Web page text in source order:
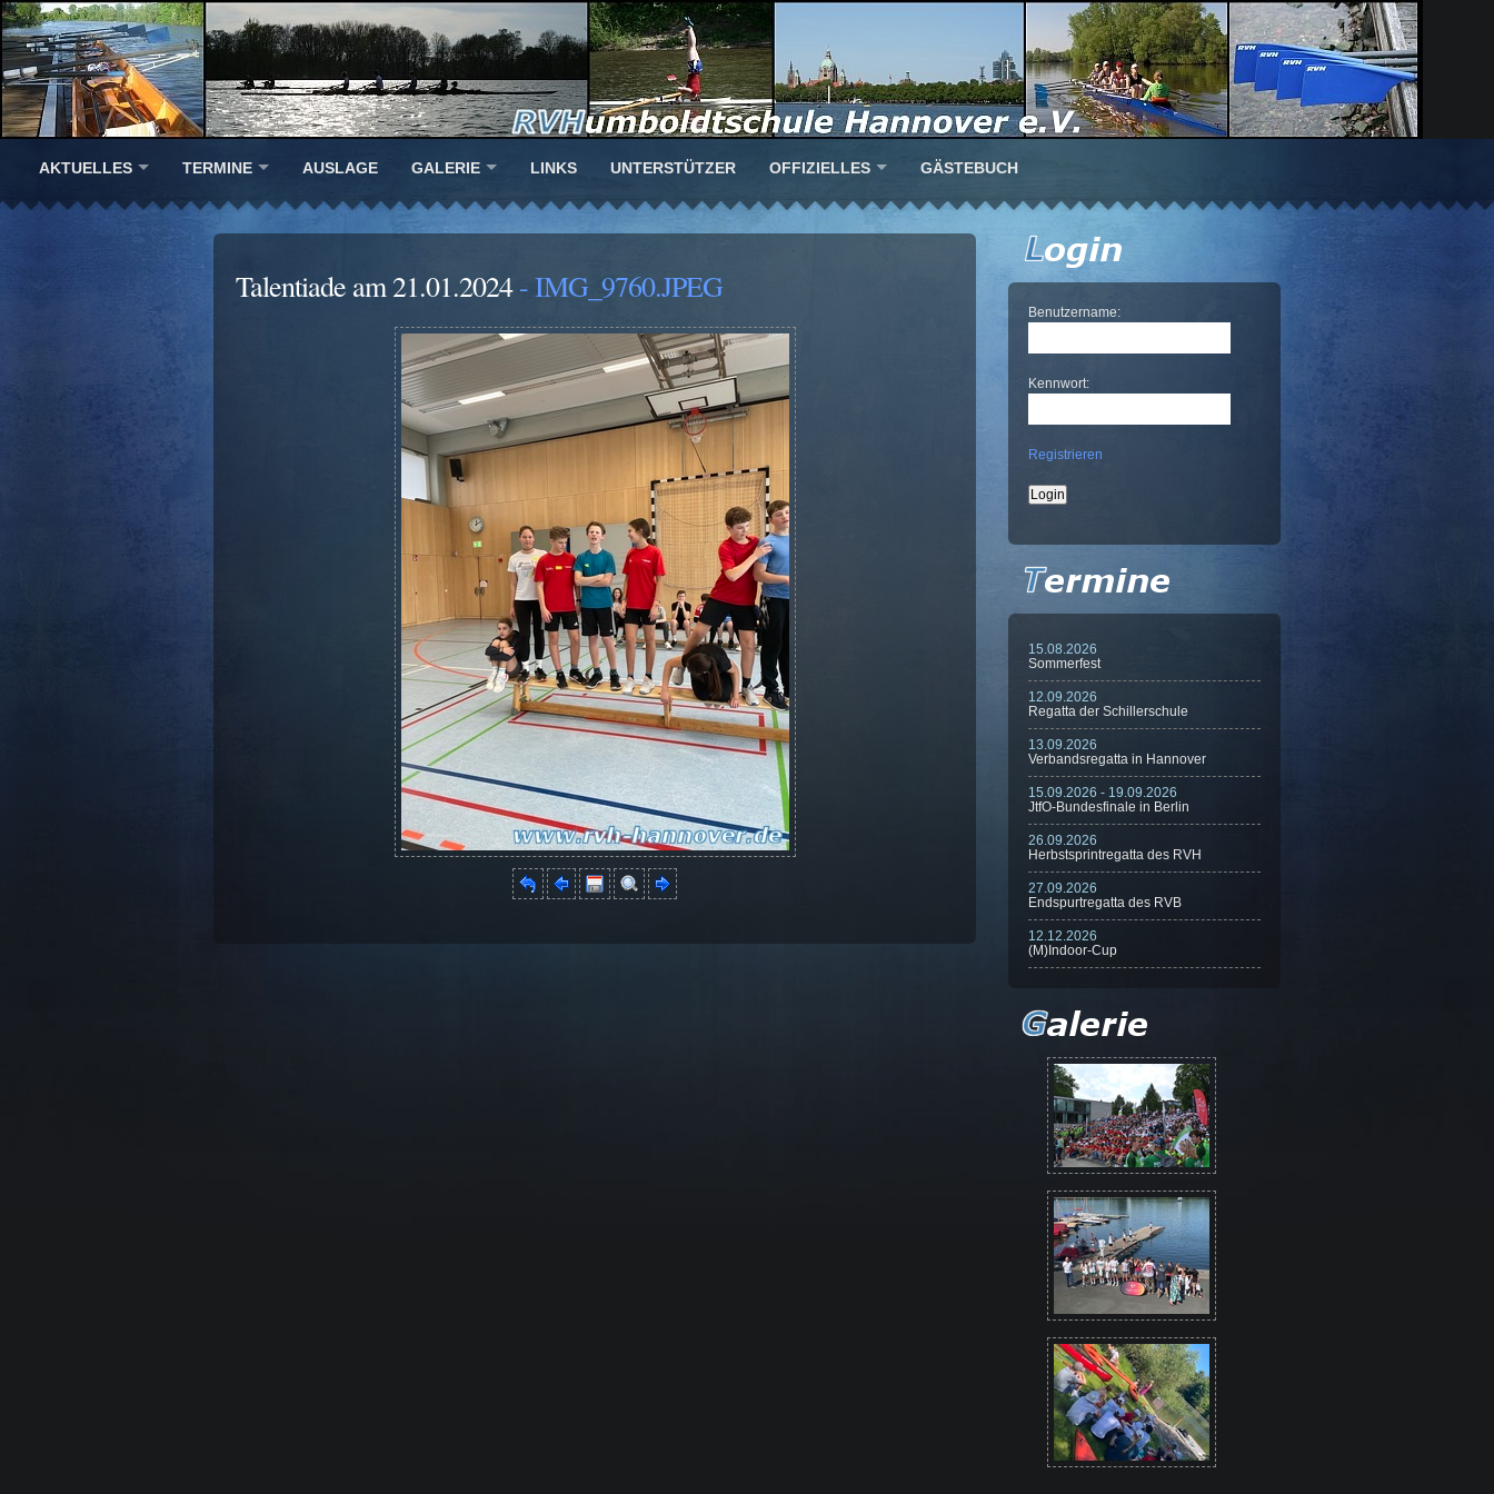
AKTUELLES TERMINE AUSLAGE GALERIE LINKS UNTERSTÜTZER OFFIZIELLES GÄSTEBUCH
Talentiade am 21.01.2024- IMG_9760.JPEG
Benutzername:
Kennwort:
Registrieren
15.08.2026
Sommerfest
12.09.2026
Regatta der Schillerschule
13.09.2026
Verbandsregatta in Hannover
15.09.2026 - 19.09.2026
JtfO-Bundesfinale in Berlin
26.09.2026
Herbstsprintregatta des RVH
27.09.2026
Endspurtregatta des RVB
12.12.2026
(M)Indoor-Cup